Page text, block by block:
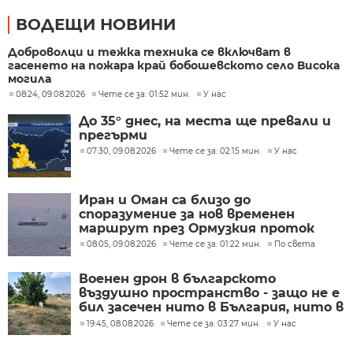
ВОДЕЩИ НОВИНИ
Доброволци и тежка техника се включват в
гасенето на пожара край бобошевското село Висока
могила
08:24, 09.08.2026 Чете се за: 01:52 мин. У нас
До 35° днес, на места ще превали и
прегърми
07:30, 09.08.2026 Чете се за: 02:15 мин. У нас
Иран и Оман са близо до
споразумение за нов временен
маршрут през Ормузкия проток
08:05, 09.08.2026 Чете се за: 01:22 мин. По света
Военен дрон в българското
въздушно пространство - защо не е
бил засечен нито в България, нито в
Румъния?
19:45, 08.08.2026 Чете се за: 03:27 мин. У нас